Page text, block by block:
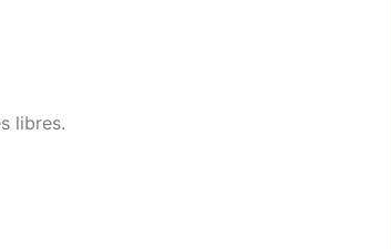
libres.